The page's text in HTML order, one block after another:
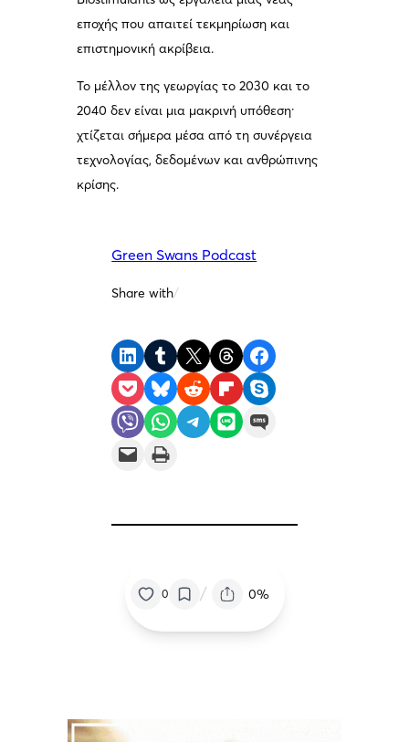
εποχής που απαιτεί τεκμηρίωση και
επιστημονική ακρίβεια.
Το μέλλον της γεωργίας το 2030 και το
2040 δεν είναι μια μακρινή υπόθεση·
χτίζεται σήμερα μέσα από τη συνέργεια
τεχνολογίας, δεδομένων και ανθρώπινης
κρίσης.
Green Swans Podcast
Share with/
Share on LinkedIn Share on Tumblr Share on X Share on Threads
Share on Facebook
Share on Pocket
Share on Bluesky Share on Reddit Share on Flipboard
Share on Skype
Share on Viber
Share on WhatsApp Share on Telegram Share on LINE
Share on SMS
Email this Page
Print this Page
0 / 0%